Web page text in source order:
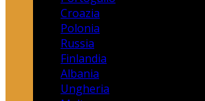
Croazia
Polonia
Russia
Finlandia
Albania
Ungheria